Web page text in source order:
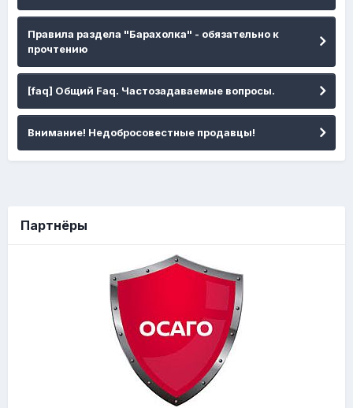
Правила раздела "Барахолка" - обязательно к
прочтению
[faq] Общий Faq. Частозадаваемые вопросы.
Внимание! Недобросовестные продавцы!
Партнёры